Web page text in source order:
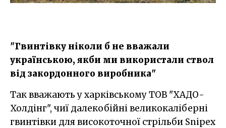
"Гвинтівку ніколи б не вважали
українською, якби ми використали ствол
від закордонного виробника"
Так вважають у харківському ТОВ "ХАДО-
Холдінг", чиї далекобійні великокаліберні
гвинтівки для високоточної стрільби Snipex